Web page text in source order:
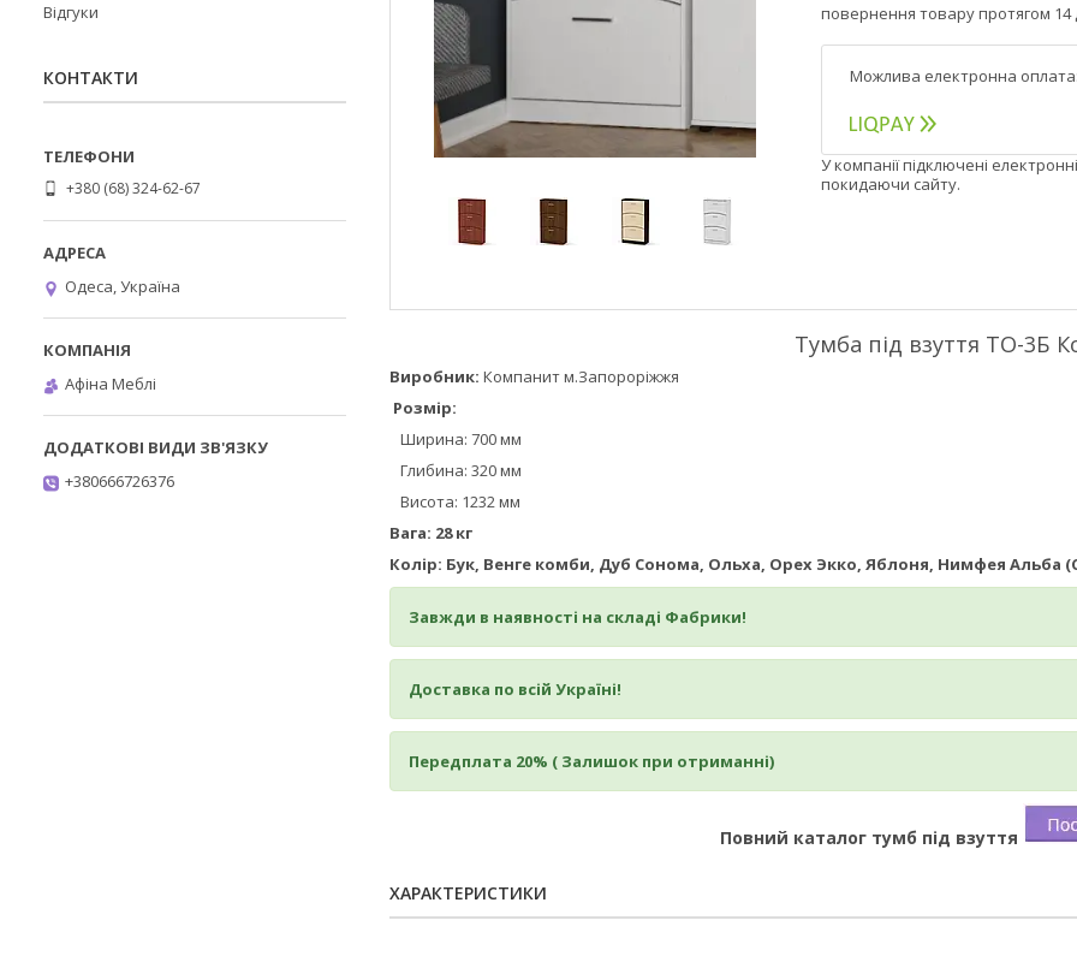
повернення товару протягом 14
У компанії підключені
покидаючи сайту.
Тумба під взуття ТО-3Б
Виробник: Компанит м.Запороріжжя
Розмір:
Ширина: 700 мм
Глибина: 320 мм
Висота: 1232 мм
Вага: 28 кг
Колір: Бук, Венге комби, Дуб Сонома, Ольха, Орех Экко, Яблоня, Нимфея Альба
Завжди в наявності на складі Фабрики!
Доставка по всій Україні!
Передплата 20% ( Залишок при отриманні)
Повний каталог тумб під взуття
ХАРАКТЕРИСТИКИ
Відгуки
КОНТАКТИ
+380 (68) 324-62-67
Одеса, Україна
Афіна Меблі
+380666726376